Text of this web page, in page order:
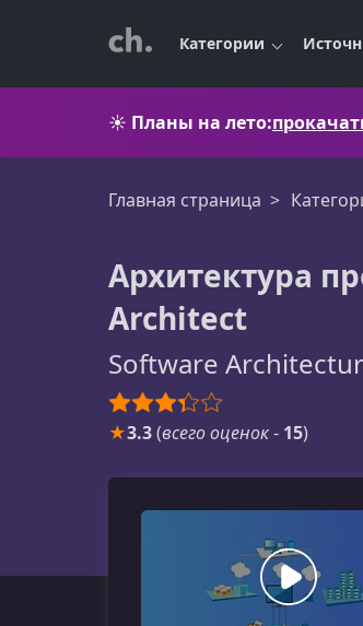
Категории
☀️ Планы на лето:
Главная страница
Архитектура
Architect
Software
★3.3(всего оценок- 15)